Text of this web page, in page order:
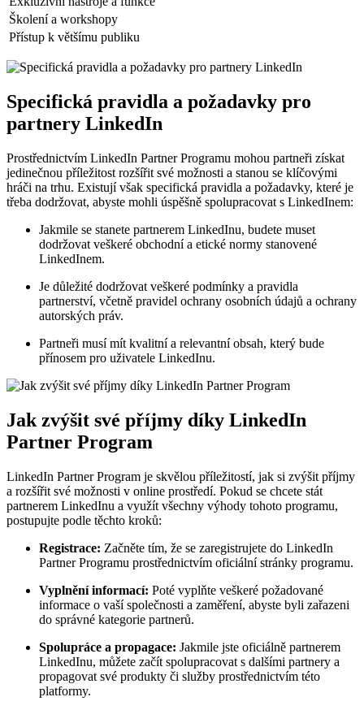
Školení a workshopy
Přístup k většímu publiku
Specifická pravidla a požadavky pro
partnery LinkedIn
Prostřednictvím LinkedIn Partner Programu mohou partneři získat
jedinečnou příležitost rozšířit své možnosti a stanou se klíčovými
hráči na trhu. Existují však specifická pravidla a požadavky, které je
třeba dodržovat, abyste mohli úspěšně spolupracovat s LinkedInem:
Jakmile se stanete partnerem LinkedInu, budete muset
dodržovat veškeré obchodní a etické normy stanovené
LinkedInem.
Je důležité dodržovat veškeré podmínky a pravidla
partnerství, včetně pravidel ochrany osobních údajů a ochrany
autorských práv.
Partneři musí mít kvalitní a relevantní obsah, který bude
přínosem pro uživatele LinkedInu.
Jak zvýšit své příjmy díky LinkedIn
Partner Program
LinkedIn Partner Program je skvělou příležitostí, jak si zvýšit příjmy
a rozšířit své možnosti v online prostředí. Pokud se chcete stát
partnerem LinkedInu a využít všechny výhody tohoto programu,
postupujte podle těchto kroků:
Registrace: Začněte tím, že se zaregistrujete do LinkedIn
Partner Programu prostřednictvím oficiální stránky programu.
Vyplnění informací: Poté vyplňte veškeré požadované
informace o vaší společnosti a zaměření, abyste byli zařazeni
do správné kategorie partnerů.
Spolupráce a propagace: Jakmile jste oficiálně partnerem
LinkedInu, můžete začít spolupracovat s dalšími partnery a
propagovat své produkty či služby prostřednictvím této
platformy.